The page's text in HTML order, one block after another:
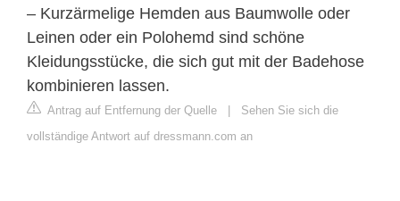
– Kurzärmelige Hemden aus Baumwolle oder
Leinen oder ein Polohemd sind schöne
Kleidungsstücke, die sich gut mit der Badehose
kombinieren lassen.
Antrag auf Entfernung der Quelle
Sehen Sie sich die
vollständige Antwort auf dressmann.com an